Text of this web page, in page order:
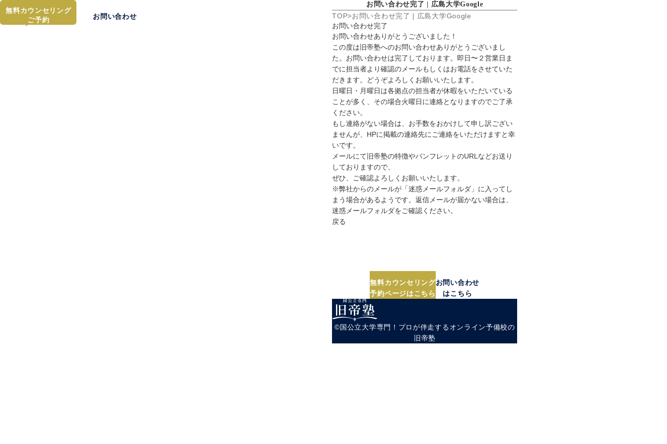
無料カウンセリング
ご予約
お問い合わせ
お問い合わせ完了 | 広島大学Google
TOP
お問い合わせ完了 | 広島大学Google
お問い合わせ完了
お問い合わせありがとうございました！
この度は旧帝塾へのお問い合わせありがとうございまし
た。お問い合わせは完了しております。即日〜２営業日ま
でに担当者より確認のメールもしくはお電話をさせていた
だきます。どうぞよろしくお願いいたします。
日曜日・月曜日は各拠点の担当者が休暇をいただいている
ことが多く、その場合火曜日に連絡となりますのでご了承
ください。
もし連絡がない場合は、お手数をおかけして申し訳ござい
ませんが、HPに掲載の連絡先にご連絡をいただけますと幸
いです。
メールにて旧帝塾の特徴やパンフレットのURLなどお送り
しておりますので、
ぜひ、ご確認よろしくお願いいたします。
※弊社からのメールが「迷惑メールフォルダ」に入ってし
まう場合があるようです。返信メールが届かない場合は、
迷惑メールフォルダをご確認ください。
戻る
無料カウンセリング
予約ページはこちら
お問い合わせ
はこちら
©︎国公立大学専門！プロが伴走するオンライン予備校の
旧帝塾